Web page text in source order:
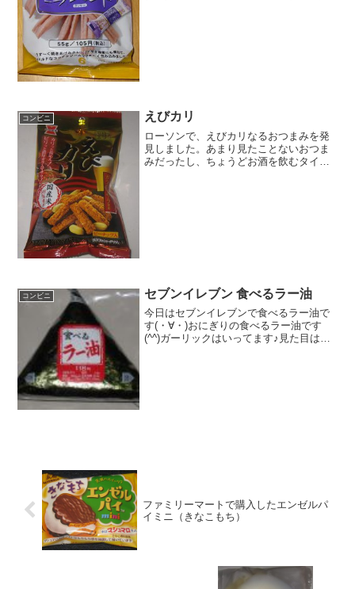
コンビニ えびカリ
ローソンで、えびカリなるおつまみを発
見しました。あまり見たことないおつま
みだったし、ちょうどお酒を飲むタイミ
コンビニ セブンイレブン 食べるラー油
今日はセブンイレブンで食べるラー油で
す(・∀・)おにぎりの食べるラー油です
(^^)ガーリックはいってます♪見た目は微
ファミリーマートで購入したエンゼルパ
イミニ（きなこもち）